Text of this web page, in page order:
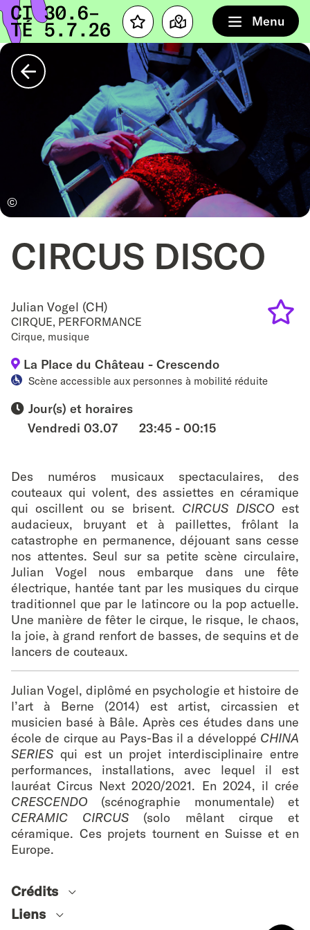
Menu
Favourites
Map
©
CIRCUS DISCO
Julian Vogel (CH)
CIRQUE, PERFORMANCE
Cirque, musique
La Place du Château - Crescendo
Scène accessible aux personnes à mobilité réduite
Jour(s) et horaires
Vendredi 03.07
23:45 - 00:15
Des numéros musicaux spectaculaires, des
couteaux qui volent, des assiettes en céramique
qui oscillent ou se brisent. CIRCUS DISCO est
audacieux, bruyant et à paillettes, frôlant la
catastrophe en permanence, déjouant sans cesse
nos attentes. Seul sur sa petite scène circulaire,
Julian Vogel nous embarque dans une fête
électrique, hantée tant par les musiques du cirque
traditionnel que par le latincore ou la pop actuelle.
Une manière de fêter le cirque, le risque, le chaos,
la joie, à grand renfort de basses, de sequins et de
lancers de couteaux.
Julian Vogel, diplômé en psychologie et histoire de
l’art à Berne (2014) est artist, circassien et
musicien basé à Bâle. Après ces études dans une
école de cirque au Pays-Bas il a développé CHINA
SERIES qui est un projet interdisciplinaire entre
performances, installations, avec lequel il est
lauréat Circus Next 2020/2021. En 2024, il crée
CRESCENDO (scénographie monumentale) et
CERAMIC CIRCUS (solo mêlant cirque et
céramique. Ces projets tournent en Suisse et en
Europe.
Crédits
Auteur, interprète
Liens